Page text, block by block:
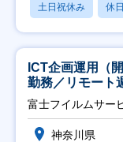
土日祝休み 休
ICT企画運用（
勤務／リモート
富士フイルムサー
神奈川県